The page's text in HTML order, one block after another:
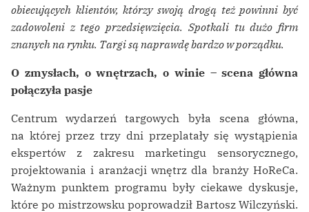
obiecujących klientów, którzy swoją drogą też powinni być
zadowoleni z tego przedsięwzięcia. Spotkali tu dużo firm
znanych na rynku. Targi są naprawdę bardzo w porządku.
O zmysłach, o wnętrzach, o winie – scena główna
połączyła pasje
Centrum wydarzeń targowych była scena główna,
na której przez trzy dni przeplatały się wystąpienia
ekspertów z zakresu marketingu sensorycznego,
projektowania i aranżacji wnętrz dla branży HoReCa.
Ważnym punktem programu były ciekawe dyskusje,
które po mistrzowsku poprowadził Bartosz Wilczyński.